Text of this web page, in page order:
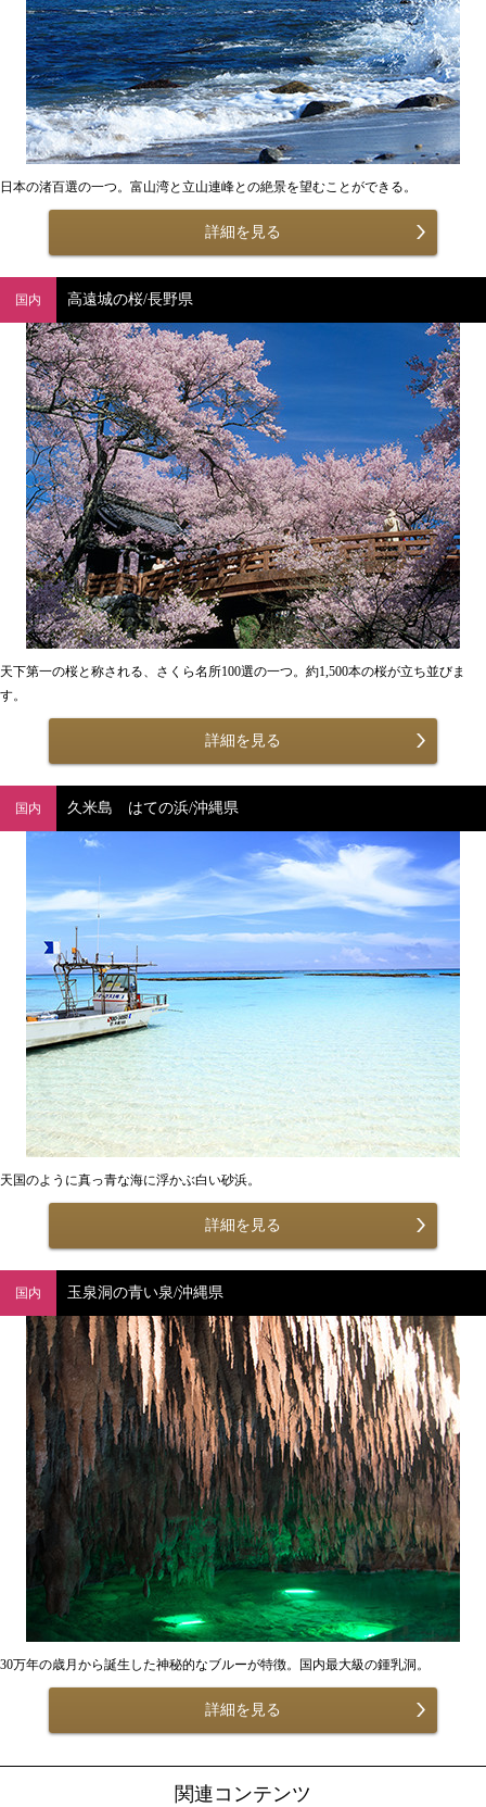
日本の渚百選の一つ。富山湾と立山連峰との絶景を望むことができる。
詳細を見る
国内 高遠城の桜/長野県
天下第一の桜と称される、さくら名所100選の一つ。約1,500本の桜が立ち並びま
す。
詳細を見る
国内 久米島 はての浜/沖縄県
天国のように真っ青な海に浮かぶ白い砂浜。
詳細を見る
国内 玉泉洞の青い泉/沖縄県
30万年の歳月から誕生した神秘的なブルーが特徴。国内最大級の鍾乳洞。
詳細を見る
関連コンテンツ